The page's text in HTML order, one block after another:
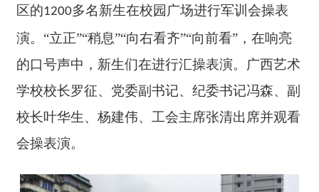
区的1200多名新生在校园广场进行军训会操表
演。“立正”“稍息”“向右看齐”“向前看”，在响亮
的口号声中，新生们在进行汇操表演。广西艺术
学校校长罗征、党委副书记、纪委书记冯森、副
校长叶华生、杨建伟、工会主席张清出席并观看
会操表演。